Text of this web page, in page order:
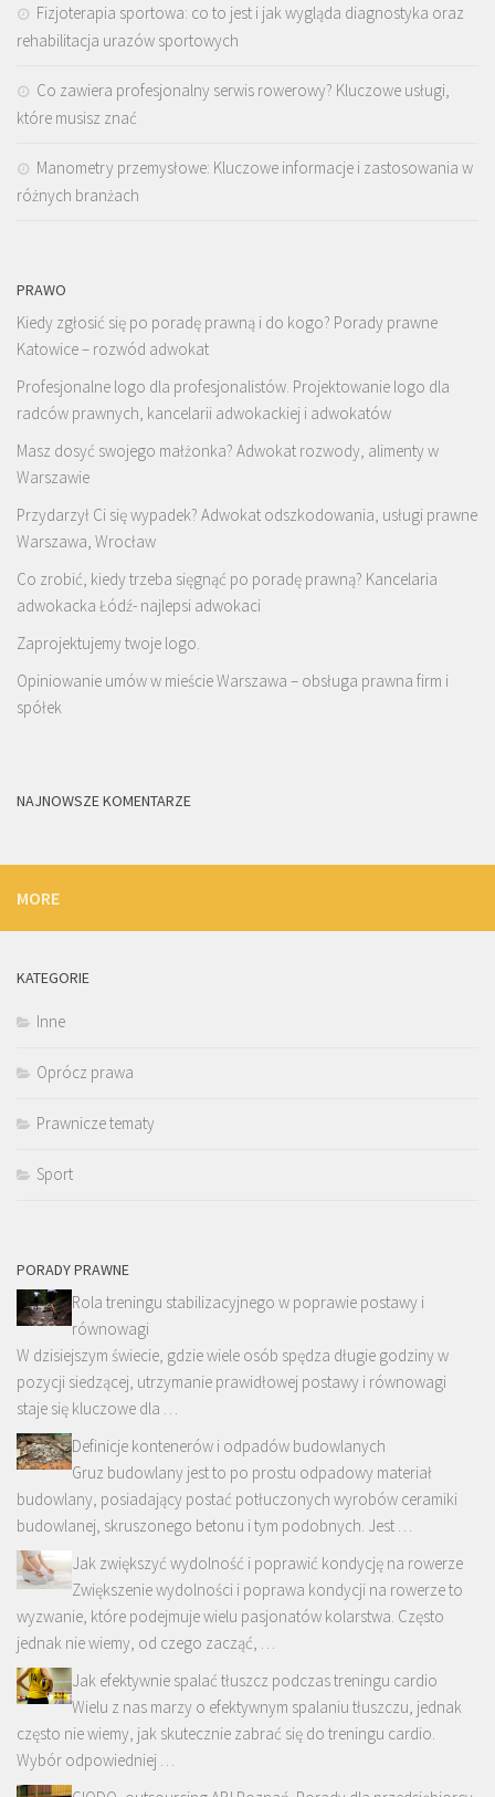
Fizjoterapia sportowa: co to jest i jak wygląda diagnostyka oraz
rehabilitacja urazów sportowych
Co zawiera profesjonalny serwis rowerowy? Kluczowe usługi,
które musisz znać
Manometry przemysłowe: Kluczowe informacje i zastosowania w
różnych branżach
PRAWO
Kiedy zgłosić się po poradę prawną i do kogo? Porady prawne
Katowice – rozwód adwokat
Profesjonalne logo dla profesjonalistów. Projektowanie logo dla
radców prawnych, kancelarii adwokackiej i adwokatów
Masz dosyć swojego małżonka? Adwokat rozwody, alimenty w
Warszawie
Przydarzył Ci się wypadek? Adwokat odszkodowania, usługi prawne
Warszawa, Wrocław
Co zrobić, kiedy trzeba sięgnąć po poradę prawną? Kancelaria
adwokacka Łódź- najlepsi adwokaci
Zaprojektujemy twoje logo.
Opiniowanie umów w mieście Warszawa – obsługa prawna firm i
spółek
NAJNOWSZE KOMENTARZE
MORE
KATEGORIE
Inne
Oprócz prawa
Prawnicze tematy
Sport
PORADY PRAWNE
Rola treningu stabilizacyjnego w poprawie postawy i
równowagi
W dzisiejszym świecie, gdzie wiele osób spędza długie godziny w
pozycji siedzącej, utrzymanie prawidłowej postawy i równowagi
staje się kluczowe dla …
Definicje kontenerów i odpadów budowlanych
Gruz budowlany jest to po prostu odpadowy materiał
budowlany, posiadający postać potłuczonych wyrobów ceramiki
budowlanej, skruszonego betonu i tym podobnych. Jest …
Jak zwiększyć wydolność i poprawić kondycję na rowerze
Zwiększenie wydolności i poprawa kondycji na rowerze to
wyzwanie, które podejmuje wielu pasjonatów kolarstwa. Często
jednak nie wiemy, od czego zacząć, …
Jak efektywnie spalać tłuszcz podczas treningu cardio
Wielu z nas marzy o efektywnym spalaniu tłuszczu, jednak
często nie wiemy, jak skutecznie zabrać się do treningu cardio.
Wybór odpowiedniej …